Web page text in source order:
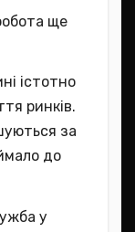
ще
істотно
ринків.
за
до
у